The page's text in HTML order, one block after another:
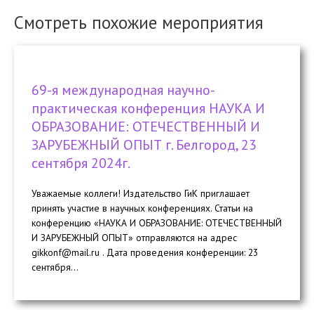
Смотреть похожие мероприятия
69-я международная научно-
практическая конференция НАУКА И
ОБРАЗОВАНИЕ: ОТЕЧЕСТВЕННЫЙ И
ЗАРУБЕЖНЫЙ ОПЫТ г. Белгород, 23
сентября 2024г.
Уважаемые коллеги! Издательство ГиК приглашает
принять участие в научных конференциях. Статьи на
конференцию «НАУКА И ОБРАЗОВАНИЕ: ОТЕЧЕСТВЕННЫЙ
И ЗАРУБЕЖНЫЙ ОПЫТ» отправляются на адрес
gikkonf@mail.ru . Дата проведения конференции: 23
cентября...